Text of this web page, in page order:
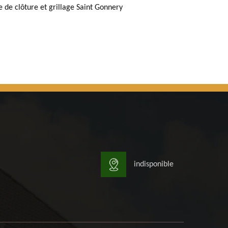
de clôture et grillage Saint Gonnery
indisponible